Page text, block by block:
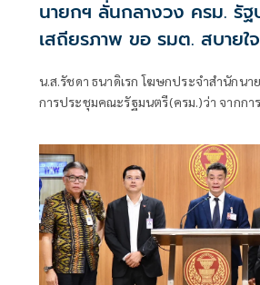
นายกฯ ลั่นกลางวง ครม. รัฐ
เสถียรภาพ ขอ รมต. สบายใ
น.ส.รัชดา ธนาดิเรก โฆษกประจำสำนักน
การประชุมคณะรัฐมนตรี(ครม.)ว่า จากการ
ร่วมรัฐบาลและนายกฯไปแล้วว่า รัฐบาลนี้
ทำงานร่วมกันอย่างเต็มที่